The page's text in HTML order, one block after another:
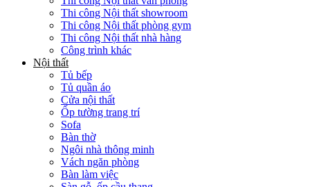
Thi công Nội thất showroom
Thi công Nội thất phòng gym
Thi công Nội thất nhà hàng
Công trình khác
Nội thất
Tủ bếp
Tủ quần áo
Cửa nội thất
Ốp tường trang trí
Sofa
Bàn thờ
Ngôi nhà thông minh
Vách ngăn phòng
Bàn làm việc